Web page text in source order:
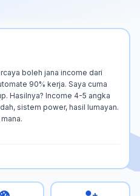
boleh jana income dari
90% kerja. Saya cuma
Hasilnya? Income 4-5 angka
sistem power, hasil lumayan.